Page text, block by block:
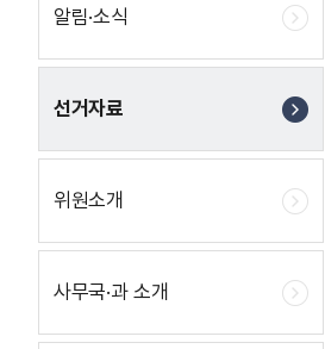
알림·소식
선거자료
위원소개
사무국·과 소개